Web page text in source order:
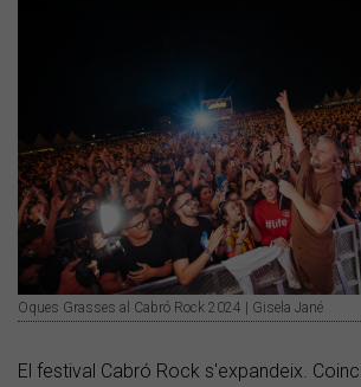
Oques Grasses al Cabró Rock 2024 | Gisela Jané
El festival Cabró Rock s'expandeix.